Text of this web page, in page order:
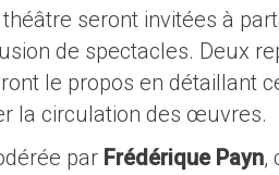
seront invitées à
de spectacles. Deux
le propos en détaillant
la circulation des œuvres.
par Frédérique Payn,